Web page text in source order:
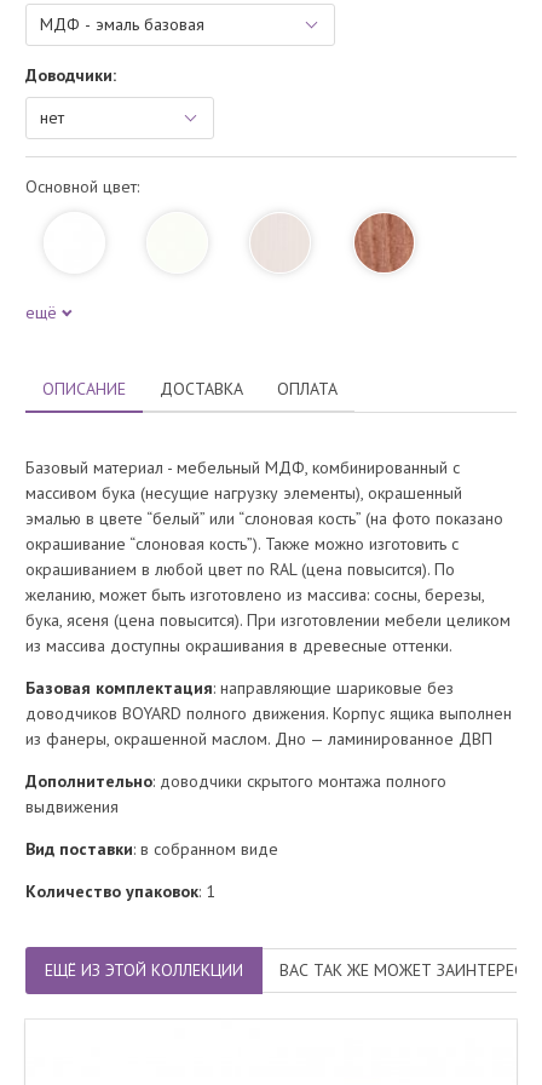
Доводчики:
Основной цвет:
ещё
ОПИСАНИЕ ДОСТАВКА ОПЛАТА
Базовый материал - мебельный МДФ, комбинированный с
массивом бука (несущие нагрузку элементы), окрашенный
эмалью в цвете “белый” или “слоновая кость” (на фото показано
окрашивание “слоновая кость”). Также можно изготовить с
окрашиванием в любой цвет по RAL (цена повысится). По
желанию, может быть изготовлено из массива: сосны, березы,
бука, ясеня (цена повысится). При изготовлении мебели целиком
из массива доступны окрашивания в древесные оттенки.
Базовая комплектация: направляющие шариковые без
доводчиков BOYARD полного движения. Корпус ящика выполнен
из фанеры, окрашенной маслом. Дно — ламинированное ДВП
Дополнительно: доводчики скрытого монтажа полного
выдвижения
Вид поставки: в собранном виде
Количество упаковок: 1
ЕЩЁ ИЗ ЭТОЙ КОЛЛЕКЦИИ ВАС ТАК ЖЕ МОЖЕТ